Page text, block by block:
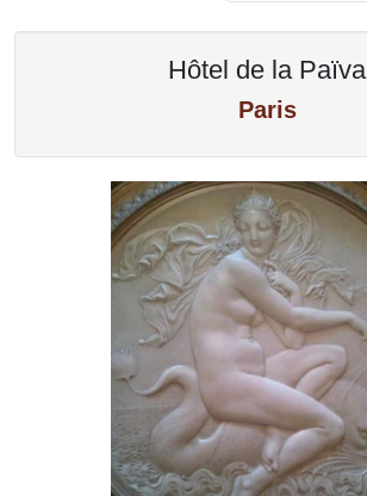
Hôtel de la Païva
Paris